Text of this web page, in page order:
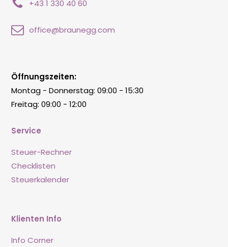
+43 1 330 40 60
office@braunegg.com
Service
Steuer-Rechner
Checklisten
Steuerkalender
Klienten Info
Info Corner
Öffnungszeiten:
Montag - Donnerstag: 09:00 - 15:30
Freitag: 09:00 - 12:00